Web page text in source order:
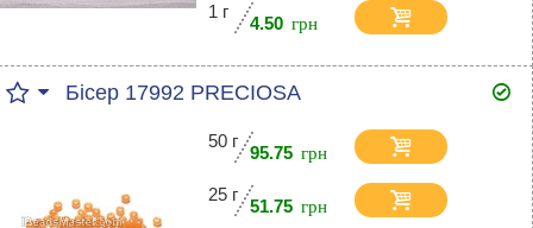
1 г
4.50
Бісер 17992 PRECIOSA
50 г
95.75
25 г
51.75